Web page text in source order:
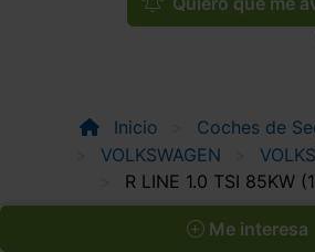
Me interesa
Inicio
Coches de
VOLKSWAGEN
R LINE 1.0 TSI 85KW